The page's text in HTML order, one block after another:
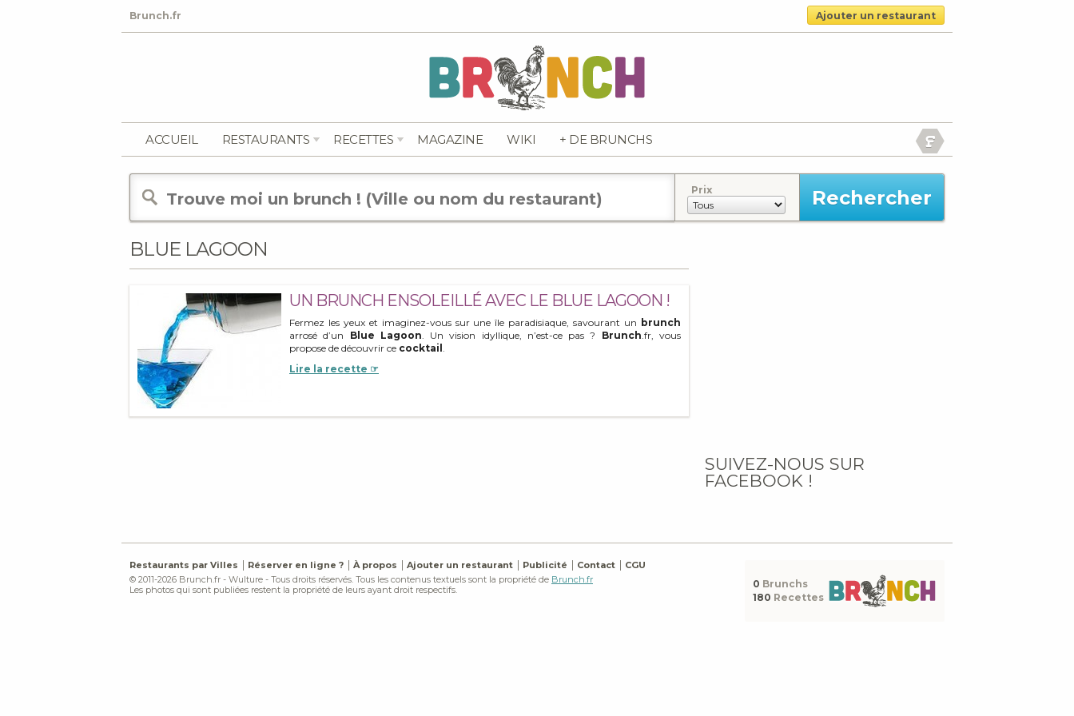
Brunch.fr Ajouter un restaurant
ACCUEIL RESTAURANTS RECETTES MAGAZINE WIKI + DE BRUNCHS
Prix
BLUE LAGOON
UN BRUNCH ENSOLEILLÉ AVEC LE BLUE LAGOON !
Fermez les yeux et imaginez-vous sur une île paradisiaque, savourant un brunch
arrosé d’un Blue Lagoon. Un vision idyllique, n’est-ce pas ? Brunch.fr, vous
propose de découvrir ce cocktail .
Lire la recette ☞
SUIVEZ-NOUS SUR
FACEBOOK !
Restaurants par Villes Réserver en ligne ? À propos Ajouter un restaurant Publicité Contact
CGU
© 2011-2026 Brunch.fr - Wulture - Tous droits réservés. Tous les contenus textuels sont la propriété de Brunch.fr
Les photos qui sont publiées restent la propriété de leurs ayant droit respectifs.
0 Brunchs
180 Recettes